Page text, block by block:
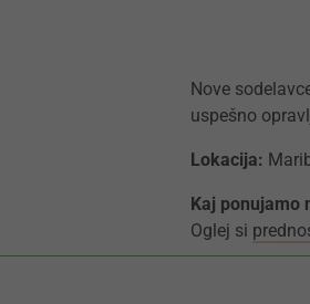
Nove
uspešno
Lokacija:
Kaj ponujamo
Oglej si